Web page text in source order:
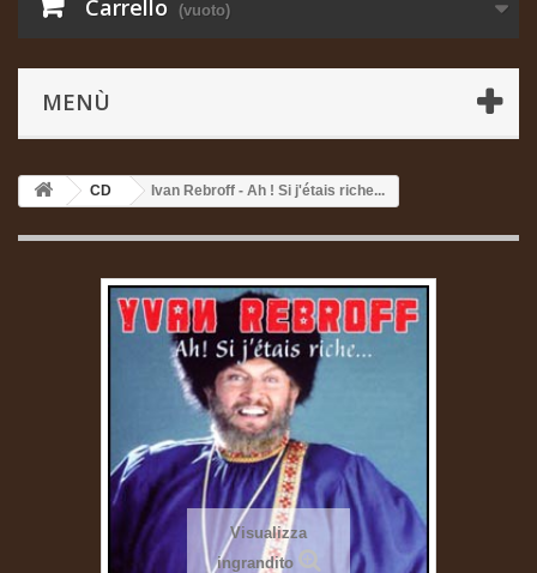
Carrello (vuoto)
MENÙ
CD Ivan Rebroff - Ah ! Si j'étais riche...
Visualizza
ingrandito